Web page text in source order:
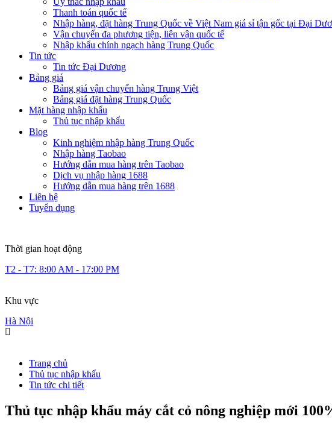
Thanh toán quốc tế
Nhập hàng, đặt hàng Trung Quốc về Việt Nam giá sỉ tận gốc tại Đại
Vận chuyển đa phương tiện, liên vận quốc tế
Nhập khẩu chính ngạch hàng Trung Quốc
Tin tức
Tin tức Đại Dương
Bảng giá
Bảng giá vận chuyển hàng Trung Việt
Bảng giá đặt hàng Trung Quốc
Mặt hàng nhập khẩu
Thủ tục nhập khẩu
Blog
Kinh nghiệm nhập hàng Trung Quốc
Nhập hàng Taobao
Hướng dẫn mua hàng trên Taobao
Dịch vụ nhập hàng 1688
Hướng dẫn mua hàng trên 1688
Liên hệ
Tuyển dụng
Thời gian hoạt động
T2 - T7: 8:00 AM - 17:00 PM
Khu vực
Hà Nội
Trang chủ
Thủ tục nhập khẩu
Tin tức chi tiết
Thủ tục nhập khẩu máy cắt cỏ nông nghiệp mới